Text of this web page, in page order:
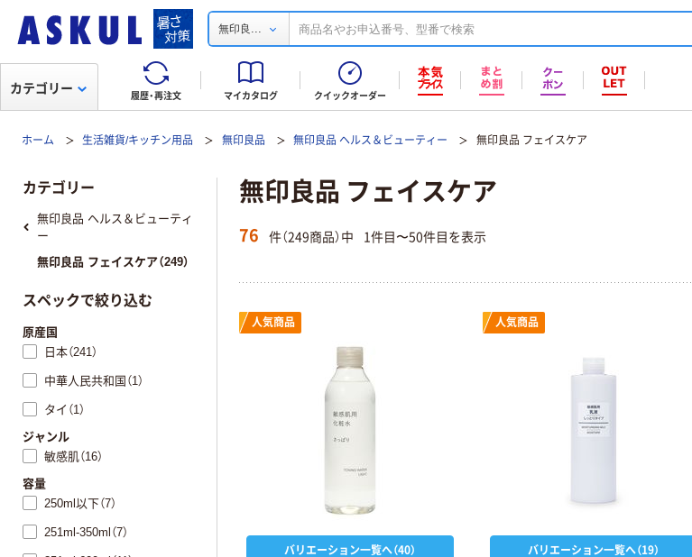
無印良 ...
履歴・再注文 マイカタログ クイックオーダー
カテゴリー
ホーム 生活雑貨/キッチン用品 無印良品 無印良品 ヘルス＆ビューティー 無印良品 フェイスケア
無印良品 フェイスケア
76 件（249商品）中 1件目〜50件目を表示
人気商品
バリエーション一覧へ（40）
人気商品
バリエーション一覧へ（19）
カテゴリー
無印良品 ヘルス＆ビューティ
ー
無印良品 フェイスケア（249）
スペックで絞り込む
原産国
日本（241）
中華人民共和国（1）
タイ（1）
ジャンル
敏感肌（16）
容量
250ml以下（7）
251ml-350ml（7）